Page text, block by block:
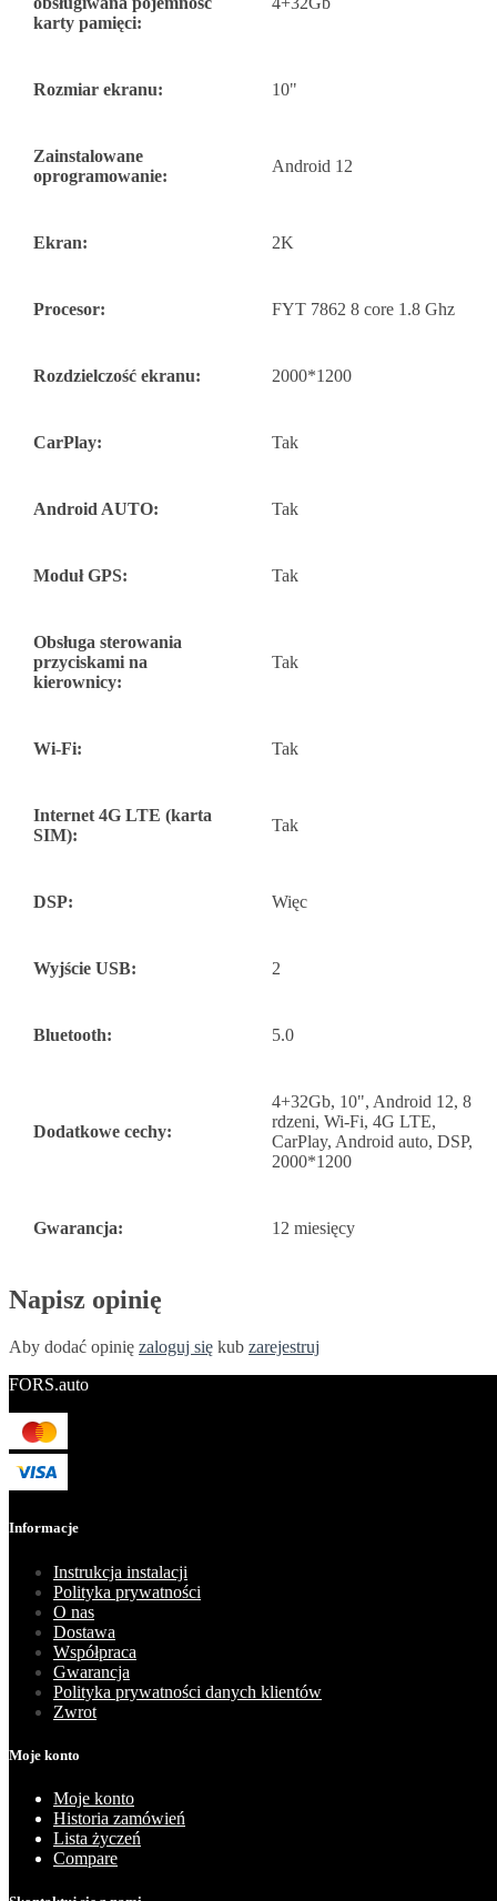
karty pamięci:
Rozmiar ekranu: 10"
Zainstalowane
oprogramowanie:
Android 12
Ekran: 2K
Procesor: FYT 7862 8 core 1.8 Ghz
Rozdzielczość ekranu: 2000*1200
CarPlay: Tak
Android AUTO: Tak
Moduł GPS: Tak
Obsługa sterowania
przyciskami na
kierownicy:
Tak
Wi-Fi: Tak
Internet 4G LTE (karta
SIM):
Tak
DSP: Więc
Wyjście USB: 2
Bluetooth: 5.0
Dodatkowe cechy:
4+32Gb, 10", Android 12, 8
rdzeni, Wi-Fi, 4G LTE,
CarPlay, Android auto, DSP,
2000*1200
Gwarancja: 12 miesięcy
Napisz opinię
Aby dodać opinię zaloguj się kub zarejestruj
FORS.auto
Informacje
Instrukcja instalacji
Polityka prywatności
O nas
Dostawa
Współpraca
Gwarancja
Polityka prywatności danych klientów
Zwrot
Moje konto
Moje konto
Historia zamówień
Lista życzeń
Compare